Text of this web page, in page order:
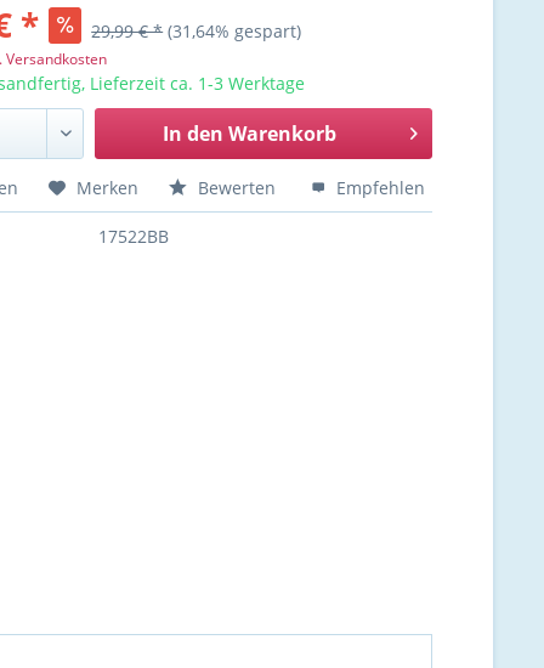
*
29,99 € * (31,64% gespart)
Versandkosten
Lieferzeit ca. 1-3 Werktage
In den Warenkorb
Merken Bewerten Empfehlen
17522BB